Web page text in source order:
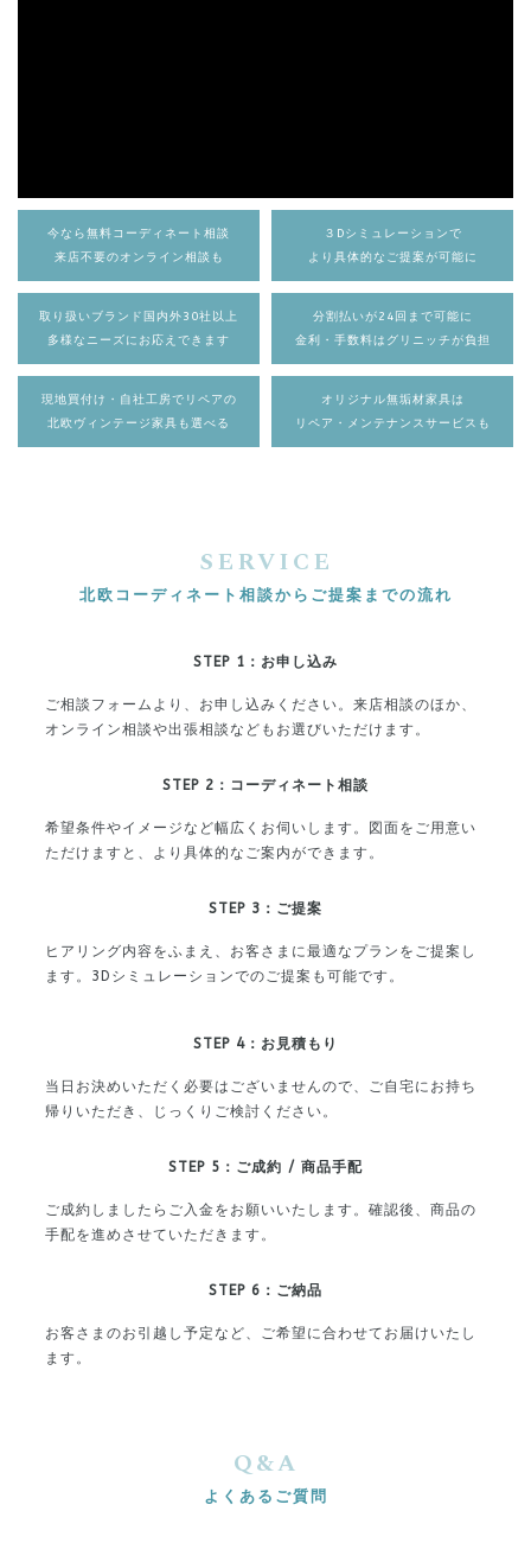
今なら無料コーディネート相談
来店不要のオンライン相談も
取り扱いブランド国内外30社以上
多様なニーズにお応えできます
現地買付け・自社工房でリペアの
北欧ヴィンテージ家具も選べる
３Dシミュレーションで
より具体的なご提案が可能に
分割払いが24回まで可能に
金利・手数料はグリニッチが負担
オリジナル無垢材家具は
リペア・メンテナンスサービスも
SERVICE
北欧コーディネート相談からご提案までの流れ
STEP 1： お申し込み
ご相談フォームより、お申し込みください。 来店相談のほか、
オンライン相談や出張相談などもお選びいただけます。
STEP 2：コーディネート相談
希望条件やイメージなど幅広くお伺いします。
図面をご用意い
ただけますと、より具体的なご案内ができます。
STEP 3：ご提案
ヒアリング内容をふまえ、お客さまに最適なプランをご提案し
ます。 3Dシミュレーションでのご提案も可能です。
STEP 4：お見積もり
当日お決めいただく必要はございませんので、ご自宅にお持ち
帰りいただき、じっくりご検討ください。
STEP 5：ご成約 / 商品手配
ご成約しましたらご入金をお願いいたします。確認後、商品の
手配を進めさせていただきます。
STEP 6：ご納品
お客さまのお引越し予定など、ご希望に合わせて お届けいたし
ます。
Q&A
よくあるご質問